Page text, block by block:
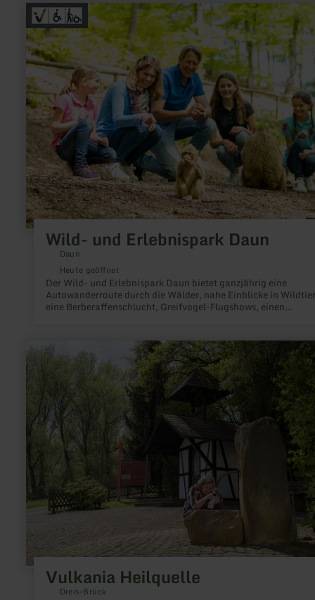
Wild- und Erlebnispark Daun
Daun
Heute geöffnet
Der Wild- und Erlebnispark Daun bietet ganzjährig eine
Autowanderroute durch die Wälder, nahe Einblicke in
eine Berberaffenschlucht, Greifvogel-Flugshows, einen
mehr
erfahren
zu:
Wild-
und
Erlebnispark
Daun
Vulkania Heilquelle
Dreis-Brück
mehr
erfahren
zu:
Vulkania
Heilquelle